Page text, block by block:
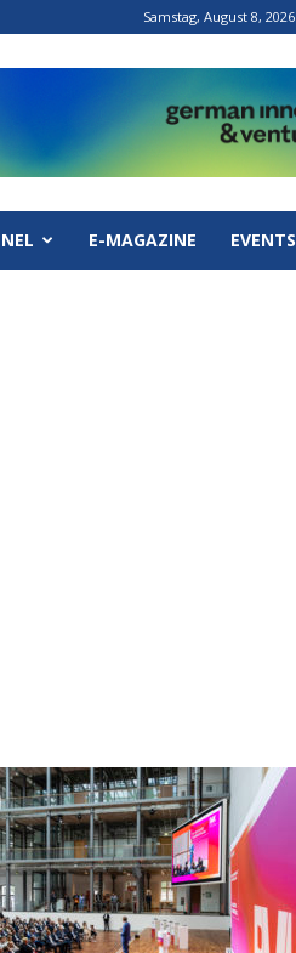
Samstag, August 8, 2026
E-MAGAZINE EVENTS